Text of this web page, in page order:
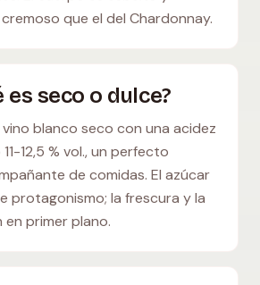
que el del Chardonnay.
es seco o dulce?
blanco seco con una acidez
12,5 % vol., un perfecto
de comidas. El azúcar
protagonismo; la frescura y la
primer plano.